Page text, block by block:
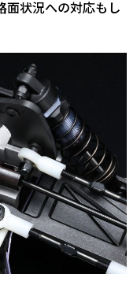
面状況への対応もし